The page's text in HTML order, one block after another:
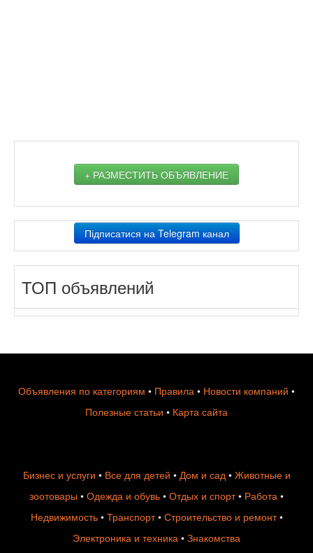
+ РАЗМЕСТИТЬ ОБЪЯВЛЕНИЕ
Підписатися на Telegram канал
ТОП объявлений
Объявления по категориям • Правила • Новости компаний •
Полезные статьи • Карта сайта
Бизнес и услуги • Все для детей • Дом и сад• Животные и
зоотовары • Одежда и обувь • Отдых и спорт• Работа •
Недвижимость• Транспорт• Строительство и ремонт•
Электроника и техника • Знакомства